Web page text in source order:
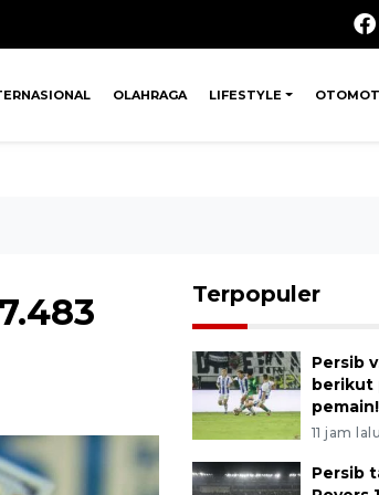
OLAHRAGA LIFESTYLE
Terpopuler
Persib
berikut
pemain!
11 jam lalu
Persib